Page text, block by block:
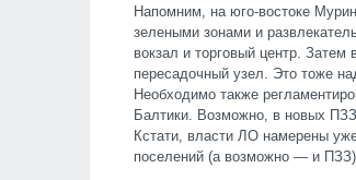
Напомним, на юго-востоке
зелеными зонами и
вокзал и торговый центр.
пересадочный узел. Это тоже
Необходимо также
Балтики. Возможно, в новых
Кстати, власти ЛО намерены
поселений (а возможно — и ПЗЗ)